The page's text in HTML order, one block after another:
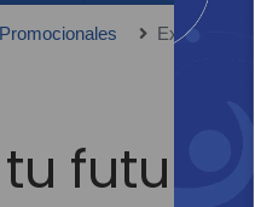
Promocionales Explora tu
futuro